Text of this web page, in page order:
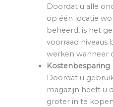
Doordat u alle
op één locatie
beheerd, is het
voorraad niveaus
werken wanneer
Kostenbesparing
Doordat u
magazijn heeft u
groter in te